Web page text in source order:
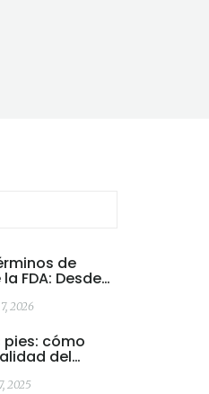
de
FDA: Desde
2026
pies: cómo
del
2025